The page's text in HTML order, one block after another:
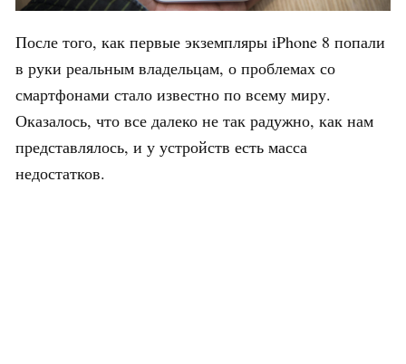
После того, как первые экземпляры iPhone 8 попали
в руки реальным владельцам, о проблемах со
смартфонами стало известно по всему миру.
Оказалось, что все далеко не так радужно, как нам
представлялось, и у устройств есть масса
недостатков.